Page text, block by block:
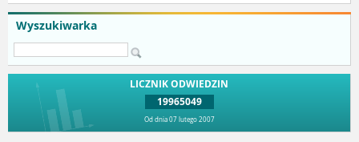
Wyszukiwarka
LICZNIK ODWIEDZIN
19965049
Od dnia 07 lutego 2007